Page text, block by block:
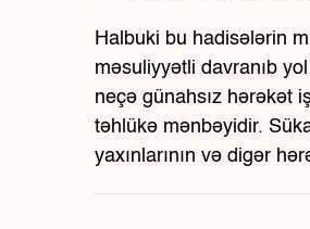
Halbuki bu hadisələrin
məsuliyyətli davranıb
neçə günahsız hərəkət
təhlükə mənbəyidir.
yaxınlarının və digər